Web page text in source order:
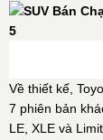
Về thiết kế,
7 phiên bản
LE, XLE và